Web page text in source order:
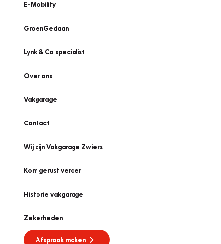
E-Mobility
GroenGedaan
Lynk & Co specialist
Over ons
Vakgarage
Contact
Wij zijn Vakgarage Zwiers
Kom gerust verder
Historie vakgarage
Zekerheden
Afspraak maken